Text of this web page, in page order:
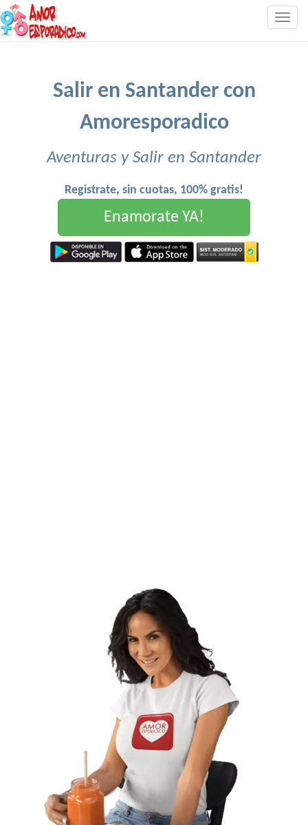
Salir en Santander con
Amoresporadico
Aventuras y Salir en Santander
Registrate, sin cuotas, 100% gratis!
Enamorate YA!